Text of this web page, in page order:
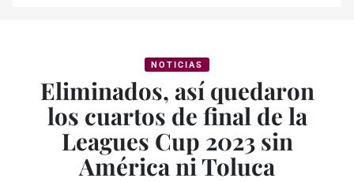
NOTICIAS
Eliminados, así quedaron
los cuartos de final de la
Leagues Cup 2023 sin
América ni Toluca